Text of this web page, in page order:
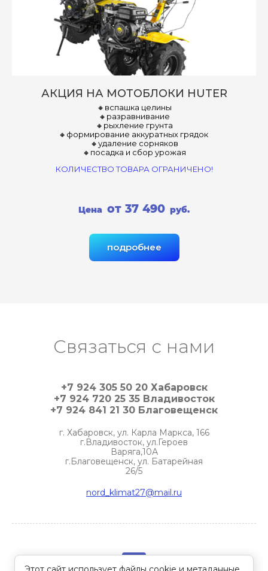
АКЦИЯ НА МОТОБЛОКИ HUTER
🔸вспашка целины
🔸разравнивание
🔸рыхление грунта
🔸формирование аккуратных грядок
🔸удаление сорняков
🔸посадка и сбор урожая
КОЛИЧЕСТВО ТОВАРА ОГРАНИЧЕНО!
Цена от 37 490 руб.
подробнее
Связаться с нами
+7 924 305 50 20 Хабаровск
+7 924 720 25 35 Владивосток
+7 924 841 21 30 Благовещенск
г. Хабаровск, ул. Карла Маркса, 166
г.Владивосток, ул.Героев
Варяга,10А
г.Благовещенск, ул. Батарейная
26/5
nord_klimat27@mail.ru